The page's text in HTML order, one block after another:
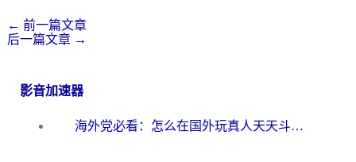
← 前一篇文章
后一篇文章 →
影音加速器
海外党必看：怎么在国外玩真人天天斗地主？附证券开户、音乐定位修改全攻略